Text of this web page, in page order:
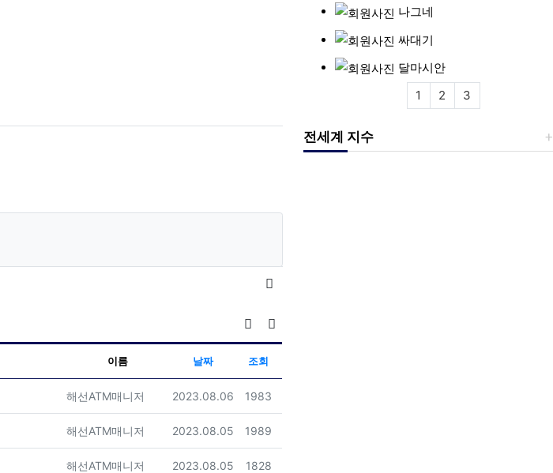
게시판 검색
게시물 정렬
이름 날짜 조회
등록자
해선ATM매니저 등록일
2023.08.06 조회
1983
등록자
해선ATM매니저 등록일
2023.08.05 조회
1989
등록자
해선ATM매니저 등록일
2023.08.05 조회
1828
나그네
싸대기
달마시안
1
2 3
전세계 지수